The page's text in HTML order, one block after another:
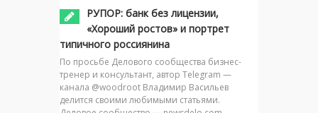
РУПОР: банк без лицензии,
«Хороший ростов» и портрет
типичного россиянина
По просьбе Делового сообщества бизнес-
тренер и консультант, автор Telegram —
канала @woodroot Владимир Васильев
делится своими любимыми статьями.